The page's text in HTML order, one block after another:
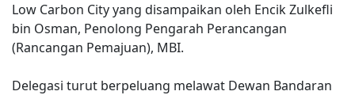
Low Carbon City yang disampaikan oleh Encik Zulkefli
bin Osman, Penolong Pengarah Perancangan
(Rancangan Pemajuan), MBI.
Delegasi turut berpeluang melawat Dewan Bandaran